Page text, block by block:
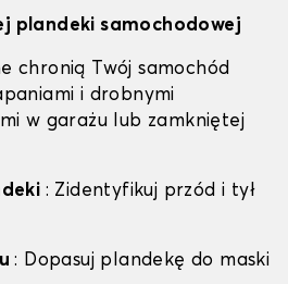
plandeki samochodowej
chronią Twój samochód
i drobnymi
w garażu lub zamkniętej
: Zidentyfikuj przód i tył
: Dopasuj plandekę do maski